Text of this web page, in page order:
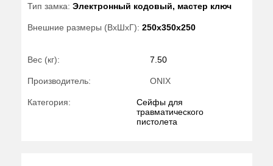
Тип замка: Электронный кодовый, мастер ключ
Внешние размеры (ВхШхГ): 250x350x250
Вес (кг): 7.50
Производитель: ONIX
Категория:
Сейфы для
травматического
пистолета